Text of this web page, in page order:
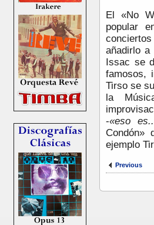
El «No
popular
añadirlo
Issac se
famosos,
Tirso se
la
-«eso
Condón»
ejemplo
Previous